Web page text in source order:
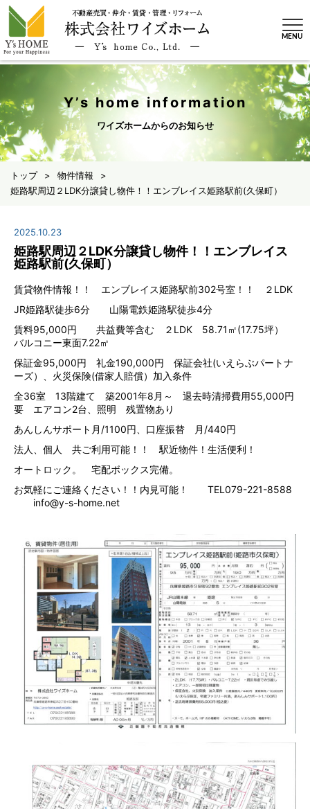
MENU
Y’s home information
ワイズホームからのお知らせ
トップ > 物件情報
>
姫路駅周辺２LDK分譲貸し物件！！エンブレイス姫路駅前(久保町）
2025.10.23
姫路駅周辺２LDK分譲貸し物件！！エンブレイス
姫路駅前(久保町）
賃貸物件情報！！ エンブレイス姫路駅前302号室！！ ２LDK
JR姫路駅徒歩6分 山陽電鉄姫路駅徒歩4分
賃料95,000円 共益費等含む ２LDK 58.71㎡(17.75坪）
バルコニー東面7.22㎡
保証金95,000円 礼金190,000円 保証会社(いえらぶパートナ
ーズ）、火災保険(借家人賠償）加入条件
全36室 13階建て 築2001年8月～ 退去時清掃費用55,000円
要 エアコン2台、照明 残置物あり
あんしんサポート月/1100円、口座振替 月/440円
法人、個人 共ご利用可能！！ 駅近物件！生活便利！
オートロック。 宅配ボックス完備。
お気軽にご連絡ください！！内見可能！ TEL079-221-8588
info@y-s-home.net